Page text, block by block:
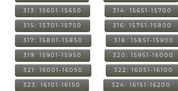
313: 15601-15650 314: 15651-15700
315: 15701-15750 316: 15751-15800
317: 15801-15850 318: 15851-15900
319: 15901-15950 320: 15951-16000
321: 16001-16050 322: 16051-16100
323: 16101-16150 324: 16151-16200